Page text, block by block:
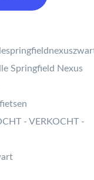
Springfield Nexus
- VERKOCHT -